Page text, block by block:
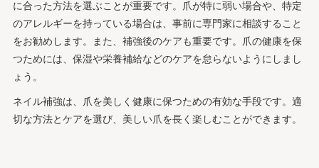
に合った方法を選ぶことが重要です。爪が特に弱い場合や、特定
のアレルギーを持っている場合は、事前に専門家に相談すること
をお勧めします。また、補強後のケアも重要です。爪の健康を保
つためには、保湿や栄養補給などのケアを怠らないようにしまし
ょう。
ネイル補強は、爪を美しく健康に保つための有効な手段です。適
切な方法とケアを選び、美しい爪を長く楽しむことができます。